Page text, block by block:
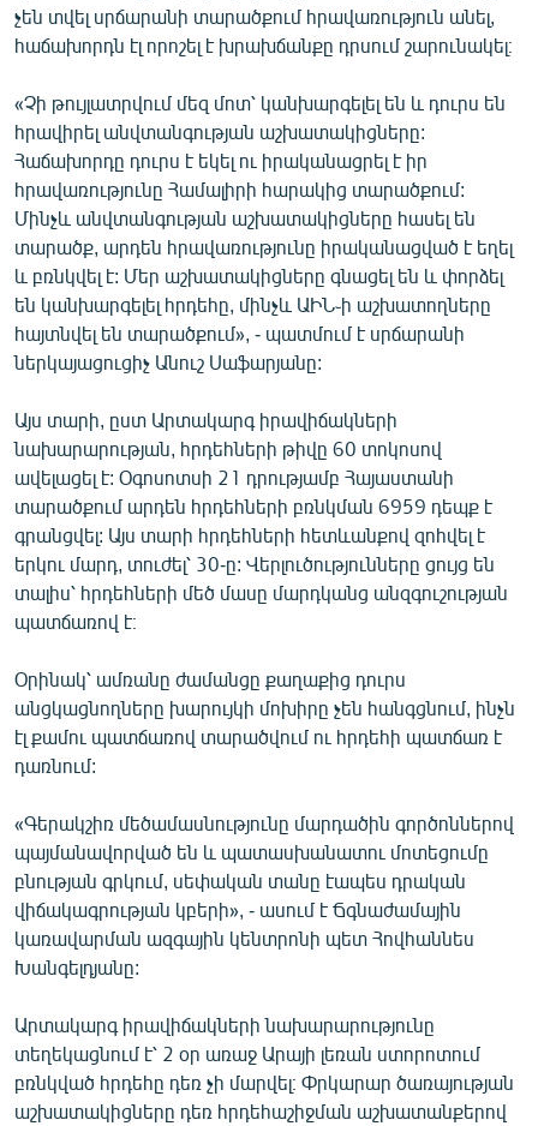
«Ազատության» բոլոր կայքերը
չեն տվել սրճարանի տարածքում հրավառություն անել,
հաճախորդն էլ որոշել է խրախճանքը դրսում շարունակել։
«Չի թույլատրվում մեզ մոտ՝ կանխարգելել են և դուրս են
հրավիրել անվտանգության աշխատակիցները:
Հաճախորդը դուրս է եկել ու իրականացրել է իր
հրավառությունը Համալիրի հարակից տարածքում:
Մինչև անվտանգության աշխատակիցները հասել են
տարածք, արդեն հրավառությունը իրականացված է եղել
և բռնկվել է: Մեր աշխատակիցները գնացել են և փորձել
են կանխարգելել հրդեհը, մինչև ԱԻՆ֊ի աշխատողները
հայտնվել են տարածքում», - պատմում է սրճարանի
ներկայացուցիչ Անուշ Սաֆարյանը:
Այս տարի, ըստ Արտակարգ իրավիճակների
նախարարության, հրդեհների թիվը 60 տոկոսով
ավելացել է: Օգոսոտսի 21 դրությամբ Հայաստանի
տարածքում արդեն հրդեհների բռնկման 6959 դեպք է
գրանցվել: Այս տարի հրդեհների հետևանքով զոհվել է
երկու մարդ, տուժել՝ 30-ը: Վերլուծությունները ցույց են
տալիս՝ հրդեհների մեծ մասը մարդկանց անզգուշության
պատճառով է։
Օրինակ՝ ամռանը ժամանցը քաղաքից դուրս
անցկացնողները խարույկի մոխիրը չեն հանգցնում, ինչն
էլ քամու պատճառով տարածվում ու հրդեհի պատճառ է
դառնում:
«Գերակշիռ մեծամասնությունը մարդածին գործոններով
պայմանավորված են և պատասխանատու մոտեցումը
բնության գրկում, սեփական տանը էապես դրական
վիճակագրության կբերի», - ասում է Ճգնաժամային
կառավարման ազգային կենտրոնի պետ Հովհաննես
Խանգելդյանը:
Արտակարգ իրավիճակների նախարարությունը
տեղեկացնում է՝ 2 օր առաջ Արայի լեռան ստորոտում
բռնկված հրդեհը դեռ չի մարվել։ Փրկարար ծառայության
աշխատակիցները դեռ հրդեհաշիջման աշխատանքերով